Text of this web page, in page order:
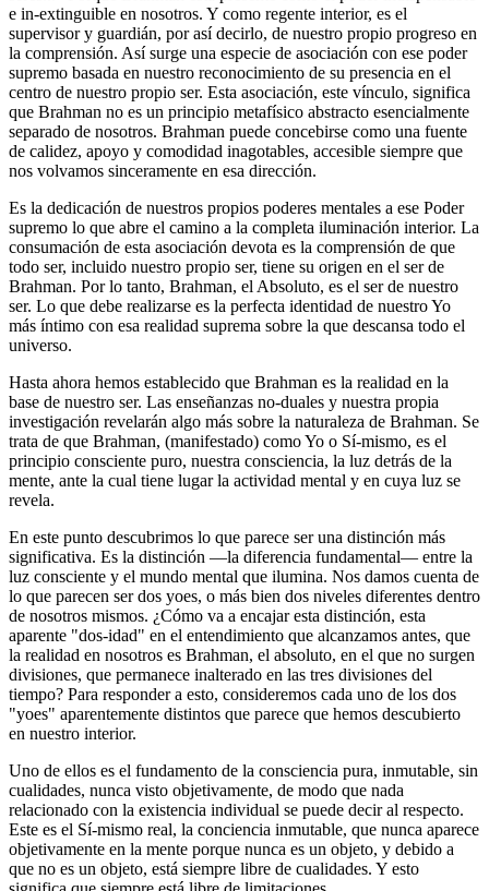
e in-extinguible en nosotros. Y como regente interior, es el
supervisor y guardián, por así decirlo, de nuestro propio progreso en
la comprensión. Así surge una especie de asociación con ese poder
supremo basada en nuestro reconocimiento de su presencia en el
centro de nuestro propio ser. Esta asociación, este vínculo, significa
que Brahman no es un principio metafísico abstracto esencialmente
separado de nosotros. Brahman puede concebirse como una fuente
de calidez, apoyo y comodidad inagotables, accesible siempre que
nos volvamos sinceramente en esa dirección.
Es la dedicación de nuestros propios poderes mentales a ese Poder
supremo lo que abre el camino a la completa iluminación interior. La
consumación de esta asociación devota es la comprensión de que
todo ser, incluido nuestro propio ser, tiene su origen en el ser de
Brahman. Por lo tanto, Brahman, el Absoluto, es el ser de nuestro
ser. Lo que debe realizarse es la perfecta identidad de nuestro Yo
más íntimo con esa realidad suprema sobre la que descansa todo el
universo.
Hasta ahora hemos establecido que Brahman es la realidad en la
base de nuestro ser. Las enseñanzas no-duales y nuestra propia
investigación revelarán algo más sobre la naturaleza de Brahman. Se
trata de que Brahman, (manifestado) como Yo o Sí-mismo, es el
principio consciente puro, nuestra consciencia, la luz detrás de la
mente, ante la cual tiene lugar la actividad mental y en cuya luz se
revela.
En este punto descubrimos lo que parece ser una distinción más
significativa. Es la distinción ―la diferencia fundamental― entre la
luz consciente y el mundo mental que ilumina. Nos damos cuenta de
lo que parecen ser dos yoes, o más bien dos niveles diferentes dentro
de nosotros mismos. ¿Cómo va a encajar esta distinción, esta
aparente "dos-idad" en el entendimiento que alcanzamos antes, que
la realidad en nosotros es Brahman, el absoluto, en el que no surgen
divisiones, que permanece inalterado en las tres divisiones del
tiempo? Para responder a esto, consideremos cada uno de los dos
"yoes" aparentemente distintos que parece que hemos descubierto
en nuestro interior.
Uno de ellos es el fundamento de la consciencia pura, inmutable, sin
cualidades, nunca visto objetivamente, de modo que nada
relacionado con la existencia individual se puede decir al respecto.
Este es el Sí-mismo real, la conciencia inmutable, que nunca aparece
objetivamente en la mente porque nunca es un objeto, y debido a
que no es un objeto, está siempre libre de cualidades. Y esto